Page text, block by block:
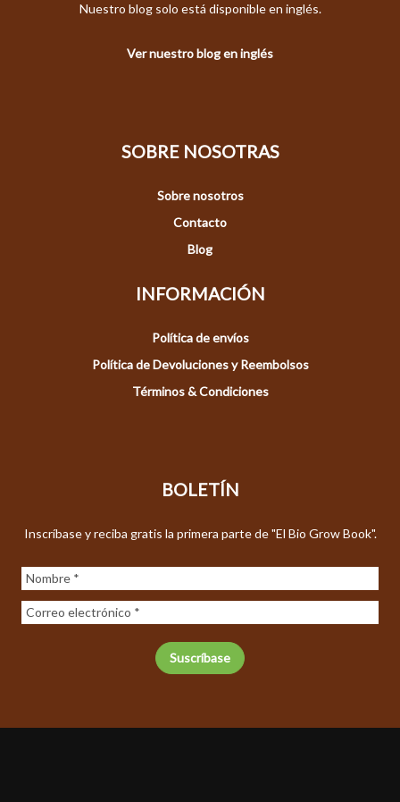
Nuestro blog solo está disponible en inglés.
Ver nuestro blog en inglés
SOBRE NOSOTRAS
Sobre nosotros
Contacto
Blog
INFORMACIÓN
Política de envíos
Política de Devoluciones y Reembolsos
Términos & Condiciones
BOLETÍN
Inscríbase y reciba gratis la primera parte de "El Bio Grow Book".